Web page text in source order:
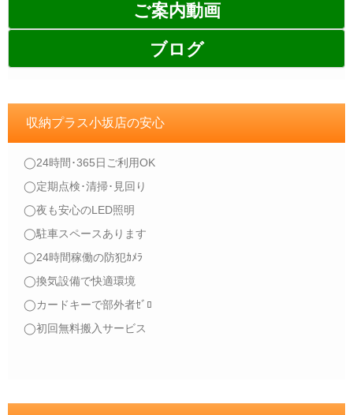
ご案内動画
ブログ
収納プラス小坂店の安心
◯24時間･365日ご利用OK
◯定期点検･清掃･見回り
◯夜も安心のLED照明
◯駐車スペースあります
◯24時間稼働の防犯ｶﾒﾗ
◯換気設備で快適環境
◯カードキーで部外者ｾﾞﾛ
◯初回無料搬入サービス